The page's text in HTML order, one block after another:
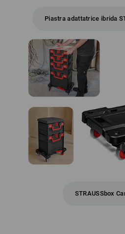
Piastra adattatrice ibrida
STRAUSSbox